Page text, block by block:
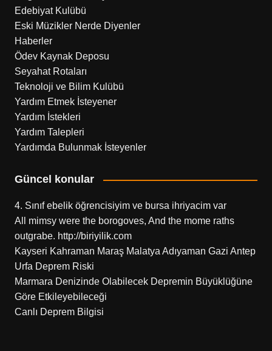
Edebiyat Kulübü
Eski Müzikler Nerde Diyenler
Haberler
Ödev Kaynak Deposu
Seyahat Rotaları
Teknoloji ve Bilim Kulübü
Yardım Etmek İsteyener
Yardım İstekleri
Yardım Talepleri
Yardımda Bulunmak İsteyenler
Güncel konular
4. Sınıf ebelik öğrencisiyim ve bursa ihriyacim var
All mimsy were the borogoves, And the mome raths
outgrabe. http://biriyilik.com
Kayseri Kahraman Maraş Malatya Adıyaman Gazi Antep
Urfa Deprem Riski
Marmara Denizinde Olabilecek Depremin Büyüklüğüne
Göre Etkileyebileceği
Canlı Deprem Bilgisi